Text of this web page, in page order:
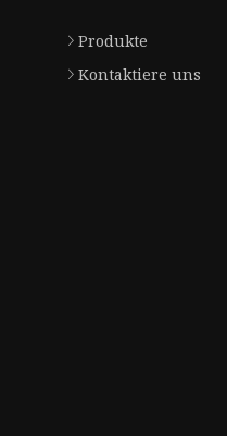
Produkte
Kontaktiere uns